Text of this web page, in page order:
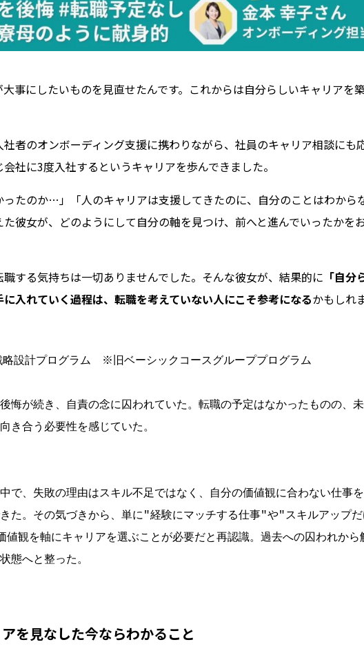
大事にしたいものを見直せたんです。これからは自分らしいキャリアを
者のオンボーディング支援に携わりながら、社員のキャリア相談にも
社に3度入社するというキャリアを歩んできました。
ったのか…」「人のキャリアは支援してきたのに、自分のことはわから
彼女が、どのようにして自分の軸を見つけ、前へと進んでいったかを
する気持ちは一切ありませんでした。そんな彼女が、結果的に 「自分
入れていく過程は、転職を考えていない人にこそ参考になるかもしれ
設計プログラム　※旧ベーシックコースグループプログラム
悔が続き、自責の念に囚われていた。転職の予定はなかったものの、
き合う必要性を感じていた。
で、失敗の理由はスキル不足ではなく、自分の価値観に合わない仕事
た。その気づきから、単に"経験にマッチする仕事"や"スキルアップだ
値観を軸にキャリアを選ぶことが必要だと再認識。過去への囚われから
態へと整った。
アを見なした今ならわかること